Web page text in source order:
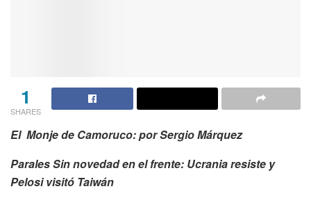
1
SHARES
El Monje de Camoruco: por Sergio Márquez
ParalesSin novedad en el frente: Ucrania resiste y
Pelosi visitó Taiwán